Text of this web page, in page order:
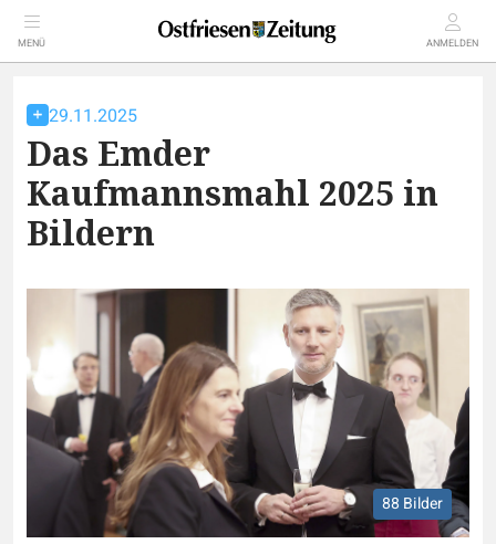
MENÜ ANMELDEN
29.11.2025
Das Emder
Kaufmannsmahl 2025 in
Bildern
88 Bilder